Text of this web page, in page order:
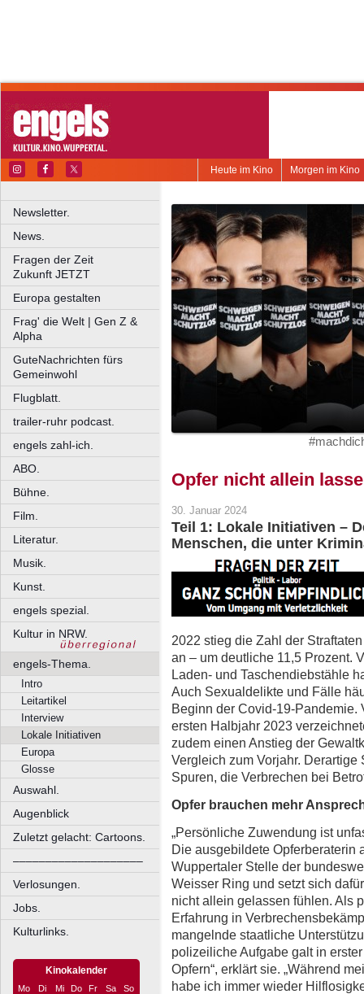
Morgen im Kino
Heute im Kino
Newsletter.
News.
Fragen der Zeit
Zukunft JETZT
Europa gestalten
Frag' die Welt | Gen Z &
Alpha
GuteNachrichten fürs
Gemeinwohl
Flugblatt.
trailer-ruhr podcast.
engels zahl-ich.
ABO.
Bühne.
Film.
Literatur.
Musik.
Kunst.
engels spezial.
Kultur in NRW.
engels-Thema.
Intro
Leitartikel
Interview
Lokale Initiativen
Europa
Glosse
Auswahl.
Augenblick
Zuletzt gelacht: Cartoons.
––––––––––––––––––––
Verlosungen.
Jobs.
Kulturlinks.
Kinokalender
Mo Di Mi Do Fr Sa
So
Opfer nicht allein
30. Januar 2024
Teil 1: Lokale Initiativen –
Menschen, die unter
2022 stieg die Zahl der
an – um deutliche 11,5 Prozent.
Laden- und Taschendiebstähle
Auch Sexualdelikte und Fälle
Beginn der Covid-19-Pandemie.
ersten Halbjahr 2023
zudem einen Anstieg der
Vergleich zum Vorjahr.
Spuren, die Verbrechen bei
Opfer brauchen mehr
„Persönliche Zuwendung ist
Die ausgebildete Opferberaterin
Wuppertaler Stelle der
Weisser Ring und setzt sich
nicht allein gelassen fühlen. Als
Erfahrung in
mangelnde staatliche
polizeiliche Aufgabe galt in
Opfern“, erklärt sie. „Während
habe ich immer wieder